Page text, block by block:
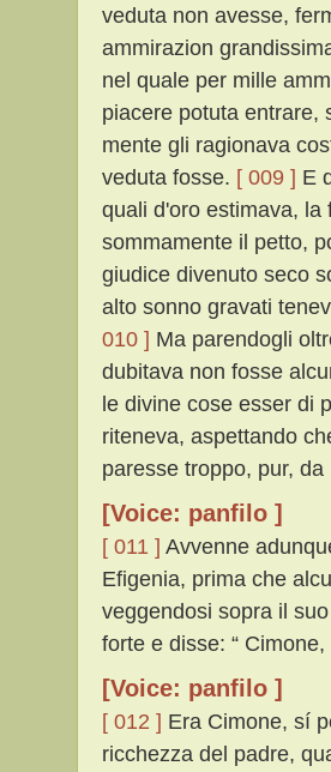
veduta non avesse,
ammirazion
nel quale per mille
piacere potuta entrare,
mente gli ragionava
veduta fosse. [ 009 ] E
quali d'oro estimava,
sommamente il petto,
giudice divenuto seco
alto sonno gravati
010 ] Ma parendogli
dubitava non fosse
le divine cose esser di
riteneva, aspettando
paresse troppo, pur,
[Voice: panfilo ]
[ 011 ] Avvenne
Efigenia, prima che
veggendosi sopra il
forte e disse: “
[Voice: panfilo ]
[ 012 ] Era Cimone, sí
ricchezza del padre,